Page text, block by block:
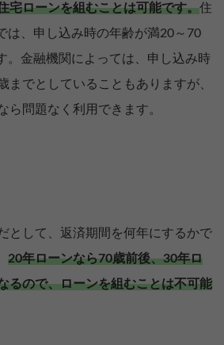
宅ローンを組むことは可能です。住
は、申し込み時の年齢が満20～70
。金融機関によっては、申し込み時
までとしていることもありますが、
ら問題なく利用できます。
として、返済期間を何年にするかで
20年ローンなら70歳前後、30年ロ
るので、ローンを組むことは不可能